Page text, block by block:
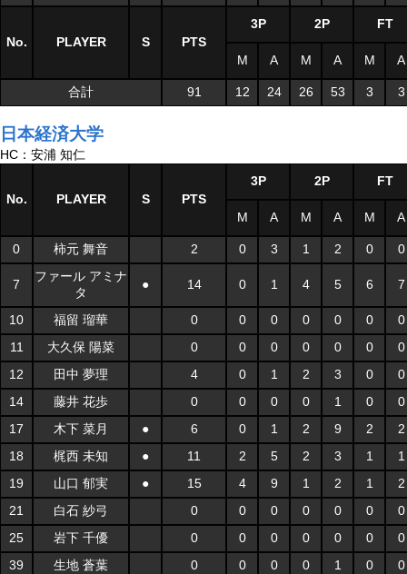
No. PLAYER S PTS
3P 2P FT
M A M A M A
合計 91 12 24 26 53 3 3
日本経済大学
HC：安浦 知仁
No. PLAYER S PTS
3P 2P FT
M A M A M A
0 柿元 舞音 2 0 3 1 2 0 0
7
ファール アミナ
タ
● 14 0 1 4 5 6 7
10 福留 瑠華 0 0 0 0 0 0
0
11
大久保 陽菜 0 0 0 0 0 0
0
12
田中 夢理 4 0 1 2 3 0
0
14
藤井 花歩 0 0 0 0 1 0
0
17
木下 菜月 ● 6 0 1 2 9 2
2
18
梶西 未知 ● 11 2 5 2 3 1
1
19
山口 郁実 ● 15 4 9 1 2 1
2
21
白石 紗弓 0 0 0 0 0 0
0
25
岩下 千優 0 0 0 0 0 0
0
39
生地 蒼葉 0 0 0 0 1 0 0